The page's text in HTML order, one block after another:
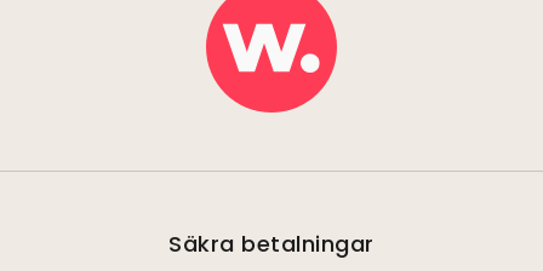
Säkra betalningar